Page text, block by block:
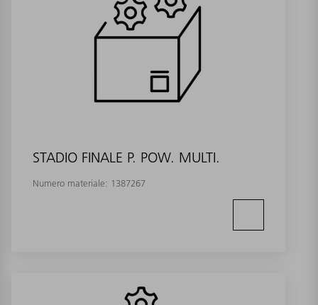
STADIO FINALE P. POW. MULTI.
Numero materiale: 1387267